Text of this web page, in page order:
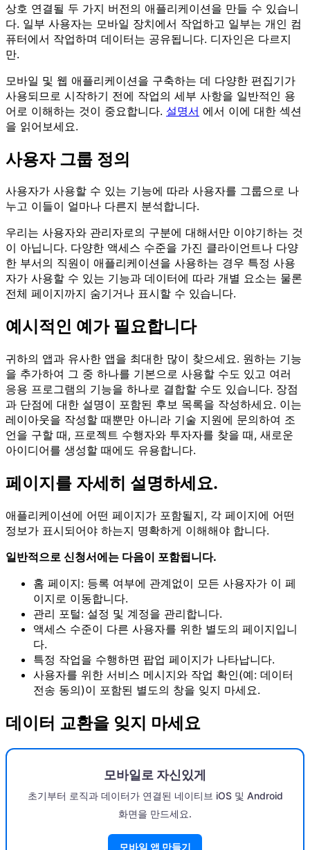
상호 연결될 두 가지 버전의 애플리케이션을 만들 수 있습니
다. 일부 사용자는 모바일 장치에서 작업하고 일부는 개인 컴
퓨터에서 작업하며 데이터는 공유됩니다. 디자인은 다르지
만.
모바일 및 웹 애플리케이션을 구축하는 데 다양한 편집기가
사용되므로 시작하기 전에 작업의 세부 사항을 일반적인 용
어로 이해하는 것이 중요합니다. 설명서 에서 이에 대한 섹션
을 읽어보세요.
사용자 그룹 정의
사용자가 사용할 수 있는 기능에 따라 사용자를 그룹으로 나
누고 이들이 얼마나 다른지 분석합니다.
우리는 사용자와 관리자로의 구분에 대해서만 이야기하는 것
이 아닙니다. 다양한 액세스 수준을 가진 클라이언트나 다양
한 부서의 직원이 애플리케이션을 사용하는 경우 특정 사용
자가 사용할 수 있는 기능과 데이터에 따라 개별 요소는 물론
전체 페이지까지 숨기거나 표시할 수 있습니다.
예시적인 예가 필요합니다
귀하의 앱과 유사한 앱을 최대한 많이 찾으세요. 원하는 기능
을 추가하여 그 중 하나를 기본으로 사용할 수도 있고 여러
응용 프로그램의 기능을 하나로 결합할 수도 있습니다. 장점
과 단점에 대한 설명이 포함된 후보 목록을 작성하세요. 이는
레이아웃을 작성할 때뿐만 아니라 기술 지원에 문의하여 조
언을 구할 때, 프로젝트 수행자와 투자자를 찾을 때, 새로운
아이디어를 생성할 때에도 유용합니다.
페이지를 자세히 설명하세요.
애플리케이션에 어떤 페이지가 포함될지, 각 페이지에 어떤
정보가 표시되어야 하는지 명확하게 이해해야 합니다.
일반적으로 신청서에는 다음이 포함됩니다.
홈 페이지: 등록 여부에 관계없이 모든 사용자가 이 페
이지로 이동합니다.
관리 포털: 설정 및 계정을 관리합니다.
액세스 수준이 다른 사용자를 위한 별도의 페이지입니
다.
특정 작업을 수행하면 팝업 페이지가 나타납니다.
사용자를 위한 서비스 메시지와 작업 확인(예: 데이터
전송 동의)이 포함된 별도의 창을 잊지 마세요.
데이터 교환을 잊지 마세요
모바일로 자신있게
초기부터 로직과 데이터가 연결된 네이티브 iOS 및 Android
화면을 만드세요.
모바일 앱 만들기